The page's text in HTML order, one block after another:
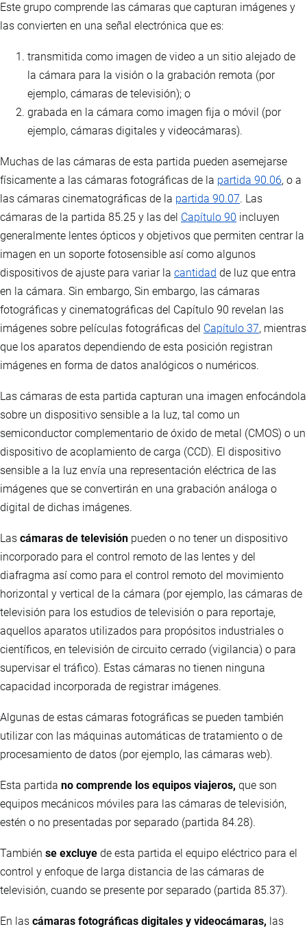
Este grupo comprende las cámaras que capturan imágenes y
las convierten en una señal electrónica que es:
transmitida como imagen de video a un sitio alejado de
la cámara para la visión o la grabación remota (por
ejemplo, cámaras de televisión); o
grabada en la cámara como imagen fija o móvil (por
ejemplo, cámaras digitales y videocámaras).
Muchas de las cámaras de esta partida pueden asemejarse
físicamente a las cámaras fotográficas de la partida 90.06, o a
las cámaras cinematográficas de la partida 90.07. Las
cámaras de la partida 85.25 y las del Capítulo 90 incluyen
generalmente lentes ópticos y objetivos que permiten centrar la
imagen en un soporte fotosensible así como algunos
dispositivos de ajuste para variar la cantidad de luz que entra
en la cámara. Sin embargo, Sin embargo, las cámaras
fotográficas y cinematográficas del Capítulo 90 revelan las
imágenes sobre películas fotográficas del Capítulo 37, mientras
que los aparatos dependiendo de esta posición registran
imágenes en forma de datos analógicos o numéricos.
Las cámaras de esta partida capturan una imagen enfocándola
sobre un dispositivo sensible a la luz, tal como un
semiconductor complementario de óxido de metal (CMOS) o un
dispositivo de acoplamiento de carga (CCD). El dispositivo
sensible a la luz envía una representación eléctrica de las
imágenes que se convertirán en una grabación análoga o
digital de dichas imágenes.
Las cámaras de televisión pueden o no tener un dispositivo
incorporado para el control remoto de las lentes y del
diafragma así como para el control remoto del movimiento
horizontal y vertical de la cámara (por ejemplo, las cámaras de
televisión para los estudios de televisión o para reportaje,
aquellos aparatos utilizados para propósitos industriales o
científicos, en televisión de circuito cerrado (vigilancia) o para
supervisar el tráfico). Estas cámaras no tienen ninguna
capacidad incorporada de registrar imágenes.
Algunas de estas cámaras fotográficas se pueden también
utilizar con las máquinas automáticas de tratamiento o de
procesamiento de datos (por ejemplo, las cámaras web).
Esta partida no comprende los equipos viajeros, que son
equipos mecánicos móviles para las cámaras de televisión,
estén o no presentadas por separado (partida 84.28).
También se excluye de esta partida el equipo eléctrico para el
control y enfoque de larga distancia de las cámaras de
televisión, cuando se presente por separado (partida 85.37).
En las cámaras fotográficas digitales y videocámaras, las